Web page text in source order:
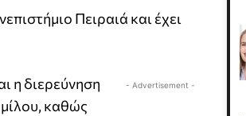
Πειραιά και έχει
- Advertisement -
η διερεύνηση
καθώς